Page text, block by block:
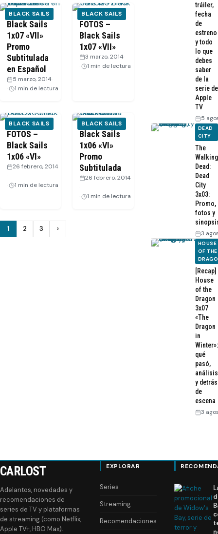
BLACK SAILS
Black Sails
1x07 «VII»
Promo
Subtitulada
en Español
5 marzo, 2014
1 min de lectura
BLACK SAILS
FOTOS –
Black Sails
1x07 «VII»
3 marzo, 2014
1 min de lectura
BLACK SAILS
FOTOS –
Black Sails
1x06 «VI»
26 febrero, 2014
1 min de lectura
BLACK SAILS
Black Sails
1x06 «VI»
Promo
Subtitulada
26 febrero, 2014
1 min de lectura
Paginación
1 2 3 ›
tráiler,
fecha
de
estreno
y todo
lo que
debes
saber
de la
serie de
Apple
TV
5
DEAD
CITY
The
Walking
Dead:
Dead
City
3x03:
Promo,
fotos y
3
HOUSE
OF THE
[Recap]
House
of the
Dragon
3x07
«The
Dragon
in
Winter»:
qué
pasó,
análisis
y detrás
de
escena
3
CARLOST
Adelantos, novedades y
recomendaciones de
series de TV y plataformas
de streaming (como Netflix,
Apple TV+, HBO Max).
EXPLORAR
Series
Streaming
Recomendaciones